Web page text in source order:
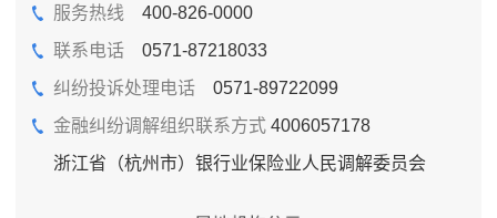
服务热线 400-826-0000
联系电话0571-87218033
纠纷投诉处理电话0571-89722099
金融纠纷调解组织联系方式4006057178
浙江省（杭州市）银行业保险业人民调解委员会